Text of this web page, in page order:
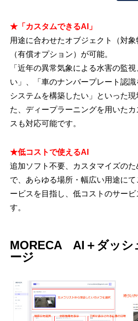
★「カスタムできるAI」
用途に合わせたオブジェクト（対
（有償オプション）が可能。
「近年の異常気象による水害の監
い」、「車のナンバープレート認
システムを構築したい」といった
た、ディープラーニングを用いた
スも対応可能です。
★低コストで使えるAI
追加ソフト不要、カスタマイズの
で、あらゆる場所・幅広い用途に
ービスを目指し、低コストのサービ
す。
MORECA AI＋ダッシ
ージ